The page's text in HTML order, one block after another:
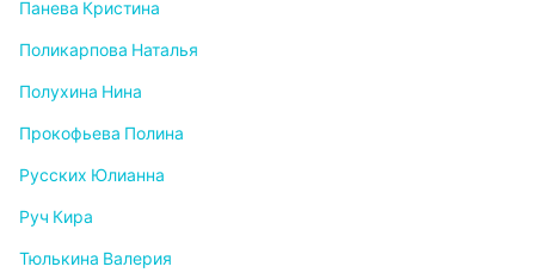
Панева Кристина
Поликарпова Наталья
Полухина Нина
Прокофьева Полина
Русских Юлианна
Руч Кира
Тюлькина Валерия